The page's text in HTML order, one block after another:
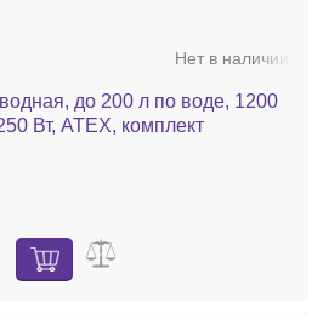
Нет в наличии
до 200 л по воде, 1200
Вт, ATEX, комплект